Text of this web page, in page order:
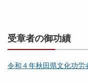
受章者の御功績
令和４年秋田県文化功労